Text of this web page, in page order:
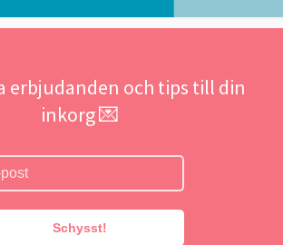
erbjudanden och tips till din
inkorg 💌
Schysst!